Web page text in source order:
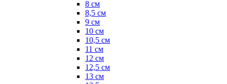
8 см
8,5 см
9 см
10 см
10,5 см
11 см
12 см
12,5 см
13 см